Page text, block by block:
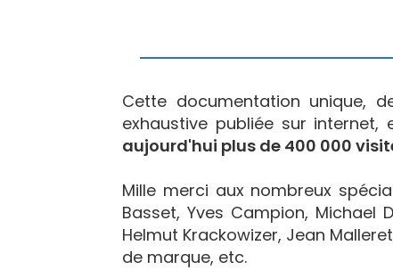
Cette documentation unique,
exhaustive publiée sur
aujourd'hui plus de 400 000
Mille merci aux nombreux
Basset, Yves Campion, Michael
Helmut Krackowizer, Jean
de marque, etc.